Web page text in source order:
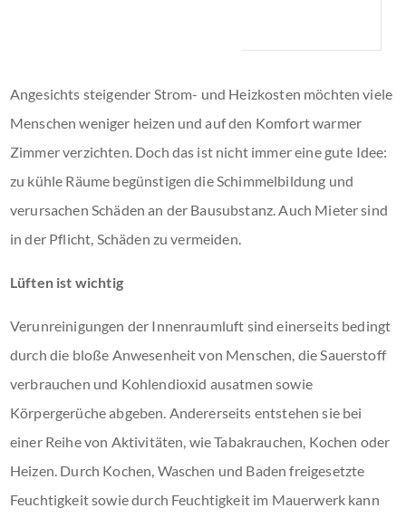
Angesichts steigender Strom- und Heizkosten möchten viele
Menschen weniger heizen und auf den Komfort warmer
Zimmer verzichten. Doch das ist nicht immer eine gute Idee:
zu kühle Räume begünstigen die Schimmelbildung und
verursachen Schäden an der Bausubstanz. Auch Mieter sind
in der Pflicht, Schäden zu vermeiden.
Lüften ist wichtig
Verunreinigungen der Innenraumluft sind einerseits bedingt
durch die bloße Anwesenheit von Menschen, die Sauerstoff
verbrauchen und Kohlendioxid ausatmen sowie
Körpergerüche abgeben. Andererseits entstehen sie bei
einer Reihe von Aktivitäten, wie Tabakrauchen, Kochen oder
Heizen. Durch Kochen, Waschen und Baden freigesetzte
Feuchtigkeit sowie durch Feuchtigkeit im Mauerwerk kann